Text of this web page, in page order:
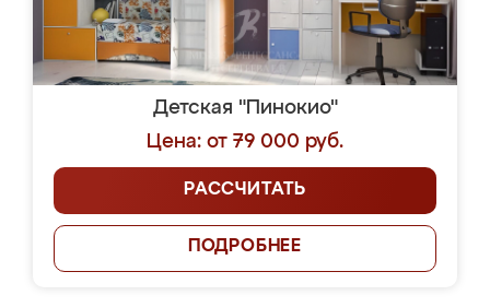
Детская "Пинокио"
Цена: от 79 000 руб.
РАССЧИТАТЬ
ПОДРОБНЕЕ